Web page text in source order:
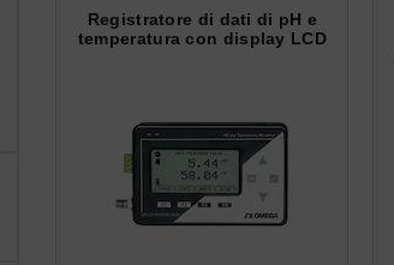
Registratore di dati di pH e
temperatura con display LCD